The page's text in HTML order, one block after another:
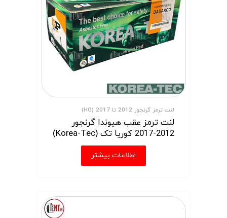
لنت ترمز گرنجور 2012 تا 2017 (HG)
لنت ترمز عقب هیوندا گرنجور
2012-2017 کوریا تک (Korea-Tec)
اطلاعات بیشتر